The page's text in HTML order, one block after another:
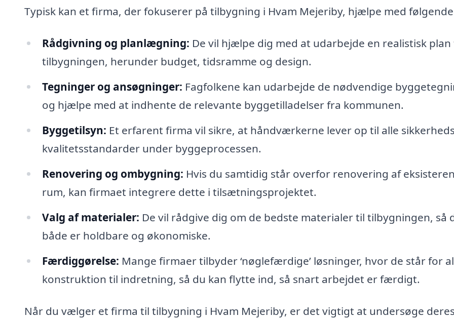
Typisk kan et firma, der fokuserer på tilbygning i Hvam Mejeriby, hjælpe med
Rådgivning og planlægning: De vil hjælpe dig med at udarbejde en realistisk
tilbygningen, herunder budget, tidsramme og design.
Tegninger og ansøgninger: Fagfolkene kan udarbejde de nødvendige
og hjælpe med at indhente de relevante byggetilladelser fra kommunen.
Byggetilsyn: Et erfarent firma vil sikre, at håndværkerne lever op til alle
kvalitetsstandarder under byggeprocessen.
Renovering og ombygning: Hvis du samtidig står overfor renovering af
rum, kan firmaet integrere dette i tilsætningsprojektet.
Valg af materialer: De vil rådgive dig om de bedste materialer til tilbygningen, så
både er holdbare og økonomiske.
Færdiggørelse: Mange firmaer tilbyder ‘nøglefærdige’ løsninger, hvor de står for
konstruktion til indretning, så du kan flytte ind, så snart arbejdet er færdigt.
Når du vælger et firma til tilbygning i Hvam Mejeriby, er det vigtigt at undersøge deres